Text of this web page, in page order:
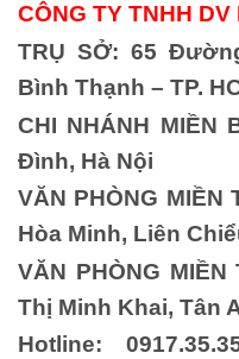
CÔNG TY TNHH
TRỤ SỞ: 65
Bình Thạnh – TP.
CHI NHÁNH MIỀN
Đình, Hà Nội
VĂN PHÒNG MIỀN
Hòa Minh, Liên
VĂN PHÒNG
Thị Minh Khai, Tân
Hotline: